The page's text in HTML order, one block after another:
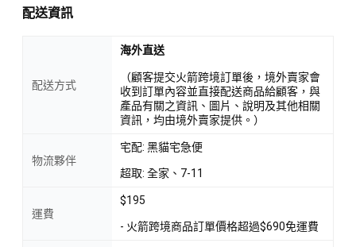
配送資訊
配送方式
海外直送
（顧客提交火箭跨境訂單後，境外賣家會
收到訂單內容並直接配送商品給顧客，與
產品有關之資訊、圖片、說明及其他相關
資訊，均由境外賣家提供。）
物流夥伴
宅配: 黑貓宅急便
超取: 全家、7-11
運費
$195
- 火箭跨境商品訂單價格超過$690免運費